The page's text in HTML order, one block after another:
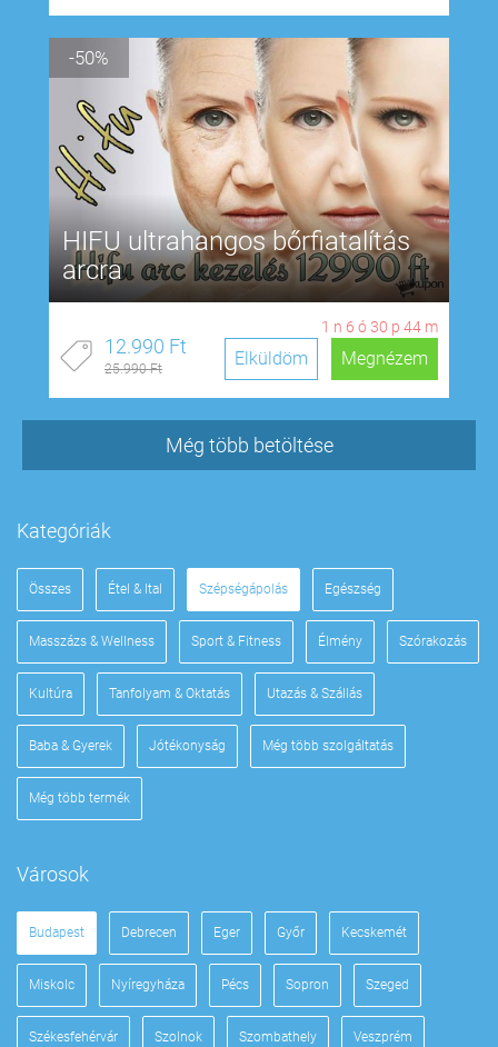
-50%
HIFU ultrahangos bőrfiatalítás
arcra
1 n 6 ó30 p 43 m
12.990 Ft
25.990 Ft Megnézem
Elküldöm
Még több betöltése
Kategóriák
Összes Étel & Ital Szépségápolás Egészség
Masszázs & Wellness Sport & Fitness Élmény Szórakozás
Kultúra Tanfolyam & Oktatás Utazás & Szállás
Baba & Gyerek Jótékonyság Még több szolgáltatás
Még több termék
Városok
Budapest Debrecen Eger Győr Kecskemét
Miskolc Nyíregyháza Pécs Sopron Szeged
Székesfehérvár Szolnok Szombathely Veszprém